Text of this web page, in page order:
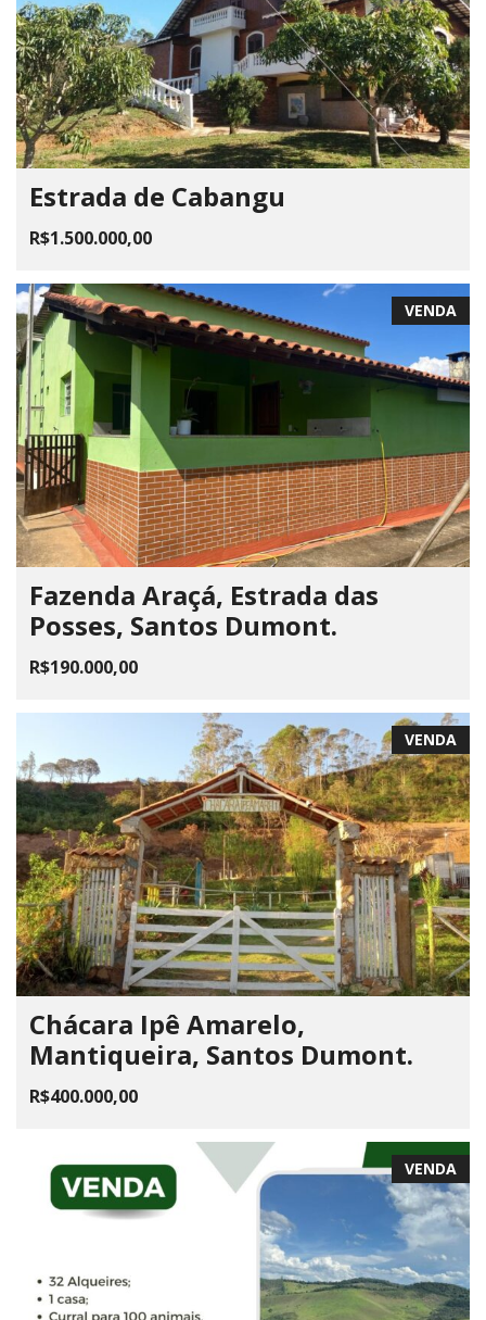
Estrada de Cabangu
R$1.500.000,00
VENDA
Fazenda Araçá, Estrada das
Posses, Santos Dumont.
R$190.000,00
VENDA
Chácara Ipê Amarelo,
Mantiqueira, Santos Dumont.
R$400.000,00
VENDA